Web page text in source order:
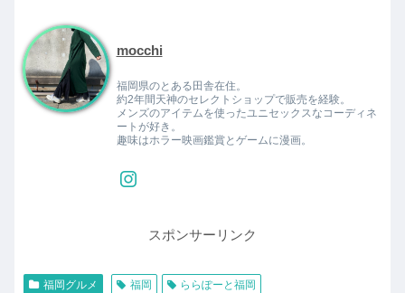
mocchi
福岡県のとある田舎在住。
約2年間天神のセレクトショップで販売を経験。
メンズのアイテムを使ったユニセックスなコーディネ
ートが好き。
趣味はホラー映画鑑賞とゲームに漫画。
スポンサーリンク
福岡グルメ 福岡 ららぽーと福岡